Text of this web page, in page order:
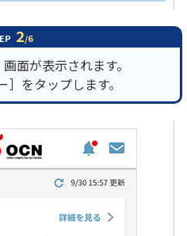
2/6
面が表示されます。
］をタップします。